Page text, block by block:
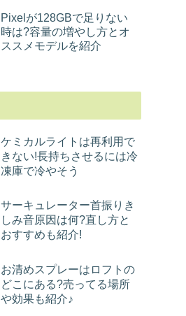
Pixelが128GBで足りない
時は?容量の増やし方とオ
ススメモデルを紹介
ケミカルライトは再利用で
きない!長持ちさせるには冷
凍庫で冷やそう
サーキュレーター首振りき
しみ音原因は何?直し方と
おすすめも紹介!
お清めスプレーはロフトの
どこにある?売ってる場所
や効果も紹介♪